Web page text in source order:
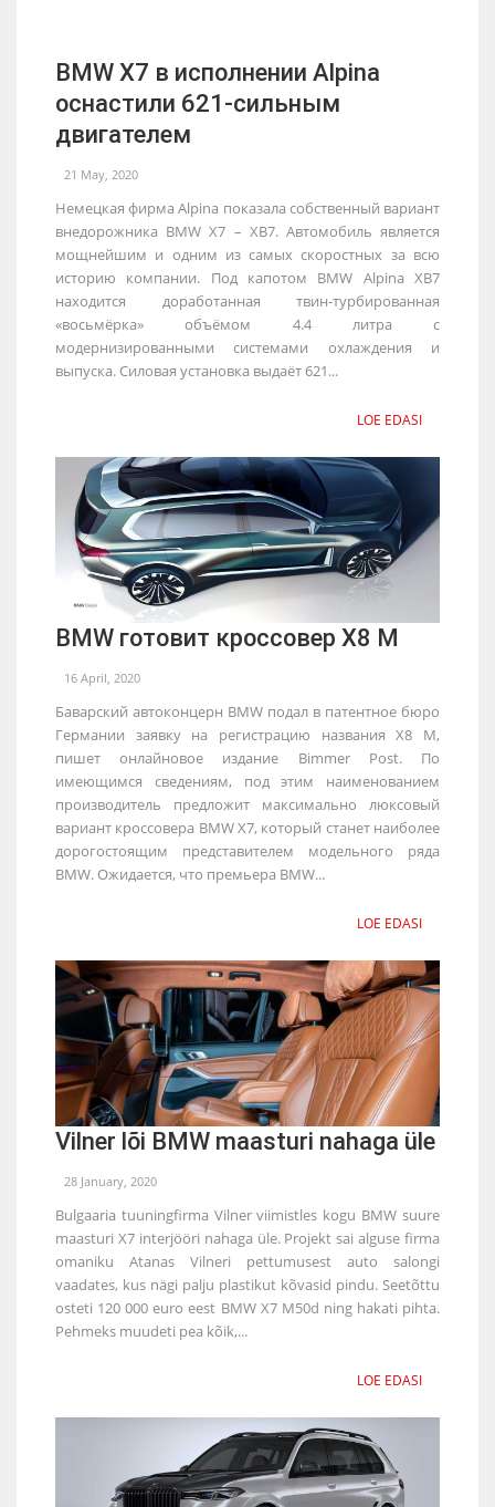
BMW X7 в исполнении Alpina
оснастили 621-сильным
двигателем
21 May, 2020
Немецкая фирма Alpina показала собственный вариант
внедорожника BMW X7 – XB7. Автомобиль является
мощнейшим и одним из самых скоростных за всю
историю компании. Под капотом BMW Alpina XB7
находится доработанная твин-турбированная
«восьмёрка» объёмом 4.4 литра с
модернизированными системами охлаждения и
выпуска. Силовая установка выдаёт 621...
LOE EDASI
BMW готовит кроссовер X8 M
16 April, 2020
Баварский автоконцерн BMW подал в патентное бюро
Германии заявку на регистрацию названия X8 M,
пишет онлайновое издание Bimmer Post. По
имеющимся сведениям, под этим наименованием
производитель предложит максимально люксовый
вариант кроссовера BMW X7, который станет наиболее
дорогостоящим представителем модельного ряда
BMW. Ожидается, что премьера BMW...
LOE EDASI
Vilner lõi BMW maasturi nahaga üle
28 January, 2020
Bulgaaria tuuningfirma Vilner viimistles kogu BMW suure
maasturi X7 interjööri nahaga üle. Projekt sai alguse firma
omaniku Atanas Vilneri pettumusest auto salongi
vaadates, kus nägi palju plastikut kõvasid pindu. Seetõttu
osteti 120 000 euro eest BMW X7 M50d ning hakati pihta.
Pehmeks muudeti pea kõik,...
LOE EDASI